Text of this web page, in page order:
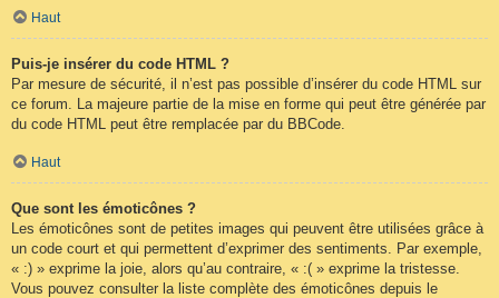
Haut
Puis-je insérer du code HTML ?
Par mesure de sécurité, il n’est pas possible d’insérer du code HTML sur
ce forum. La majeure partie de la mise en forme qui peut être générée par
du code HTML peut être remplacée par du BBCode.
Haut
Que sont les émoticônes ?
Les émoticônes sont de petites images qui peuvent être utilisées grâce à
un code court et qui permettent d’exprimer des sentiments. Par exemple,
« :) » exprime la joie, alors qu’au contraire, « :( » exprime la tristesse.
Vous pouvez consulter la liste complète des émoticônes depuis le